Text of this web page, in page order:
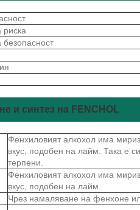
риска
безопасност
и синтез на FENCHOL
Фенхиловият алкохол има
вкус, подобен на лайм. Така е
терпени.
Фенхиловият алкохол има
вкус, подобен на лайм.
Чрез намаляване на фенхоне